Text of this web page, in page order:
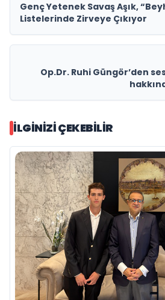
Genç Yetenek Savaş Aşık,
Listelerinde Zirveye Çıkıyor
Op.Dr. Ruhi Güngör’den
İLGINIZI ÇEKEBILIR